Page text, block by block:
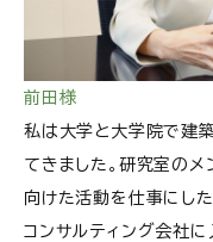
前田様
私は大学と大学院で建
てきました。研究室の
向けた活動を仕事にし
コンサルティング会社